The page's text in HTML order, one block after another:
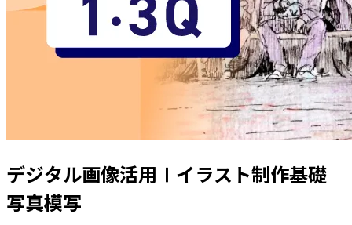
デジタル画像活用Ⅰ イラスト制作基礎
写真模写